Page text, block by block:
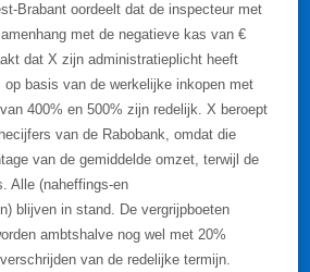
Brabant oordeelt dat de inspecteur met
met de negatieve kas van €
dat X zijn administratieplicht heeft
basis van de werkelijke inkopen met
400% en 500% zijn redelijk. X beroept
van de Rabobank, omdat die
van de gemiddelde omzet, terwijl de
Alle (naheffings-en
blijven in stand. De vergrijpboeten
ambtshalve nog wel met 20%
van de redelijke termijn.